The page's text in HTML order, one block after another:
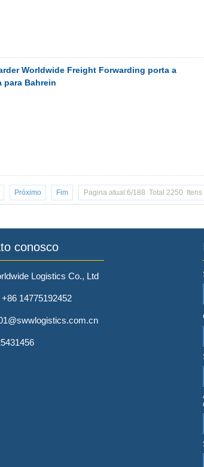
Worldwide Freight Forwarding porta a
para Bahrein
Próximo Fim Pagina atual:6/188 Total 2250 Itens
conosco
Logistics Co., Ltd
14775192452